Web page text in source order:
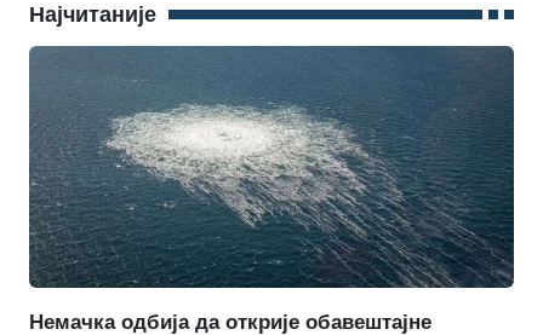
Најчитаније
Немачка одбија да открије обавештајне